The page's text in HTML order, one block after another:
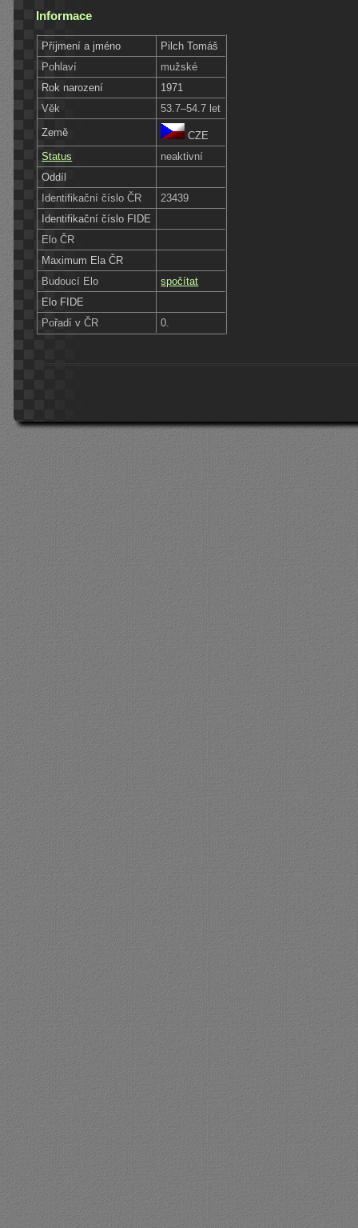
Informace
Příjmení a jméno
Pilch Tomáš
Pohlaví
mužské
Rok narození
1971
Věk
53.7–54.7 let
Země
CZE
Status
neaktivní
Oddíl
Identifikační číslo ČR
23439
Identifikační číslo FIDE
Elo ČR
Maximum Ela ČR
Budoucí Elo
spočítat
Elo FIDE
Pořadí v ČR
0.